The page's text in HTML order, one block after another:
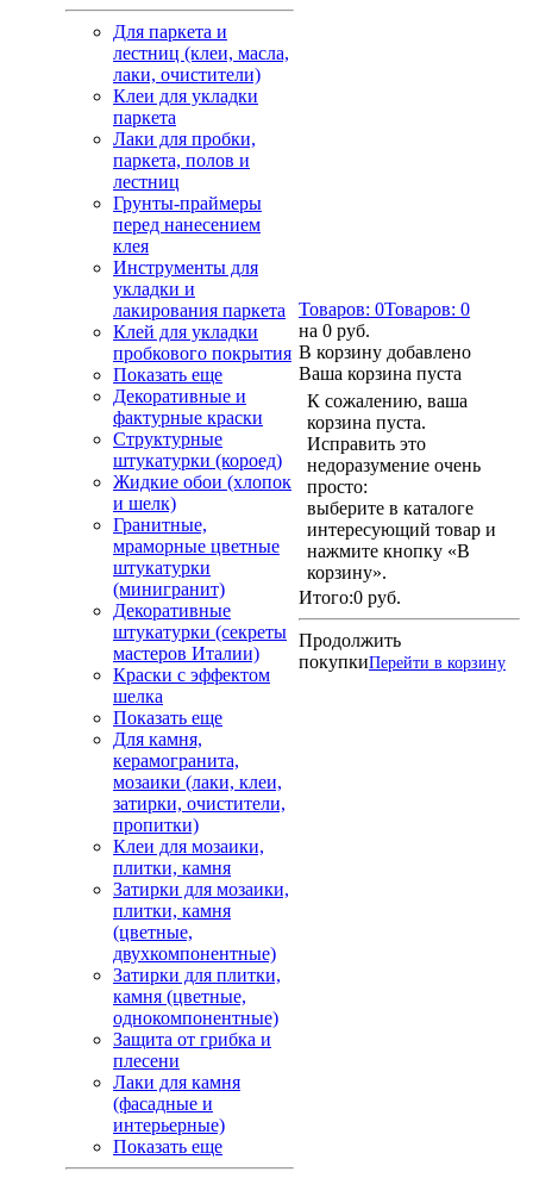
Для паркета и
лестниц (клеи, масла,
лаки, очистители)
Клеи для укладки
паркета
Лаки для пробки,
паркета, полов и
лестниц
Грунты-праймеры
перед нанесением
клея
Инструменты для
укладки и
лакирования паркета
Клей для укладки
пробкового покрытия
Показать еще
Декоративные и
фактурные краски
Структурные
штукатурки (короед)
Жидкие обои (хлопок
и шелк)
Гранитные,
мраморные цветные
штукатурки
(минигранит)
Декоративные
штукатурки (секреты
мастеров Италии)
Краски с эффектом
шелка
Показать еще
Для камня,
керамогранита,
мозаики (лаки, клеи,
затирки, очистители,
пропитки)
Клеи для мозаики,
плитки, камня
Затирки для мозаики,
плитки, камня
(цветные,
двухкомпонентные)
Затирки для плитки,
камня (цветные,
однокомпонентные)
Защита от грибка и
плесени
Лаки для камня
(фасадные и
интерьерные)
Показать еще
Товаров: 0Товаров: 0
на 0 руб.
В корзину добавлено
Ваша корзина пуста
К сожалению, ваша
корзина пуста.
Исправить это
недоразумение очень
просто:
выберите в каталоге
интересующий товар и
нажмите кнопку «В
корзину».
Итого:0 руб.
Продолжить
покупкиПерейти в корзину